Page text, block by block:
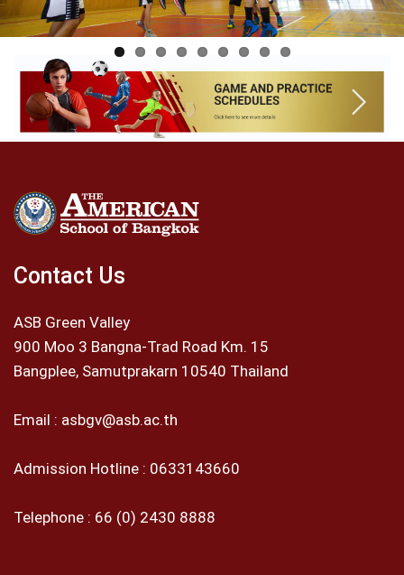
Contact Us
ASB Green Valley
900 Moo 3 Bangna-Trad Road Km. 15
Bangplee, Samutprakarn 10540 Thailand
Email : asbgv@asb.ac.th
Admission Hotline : 0633143660
Telephone : 66 (0) 2430 8888